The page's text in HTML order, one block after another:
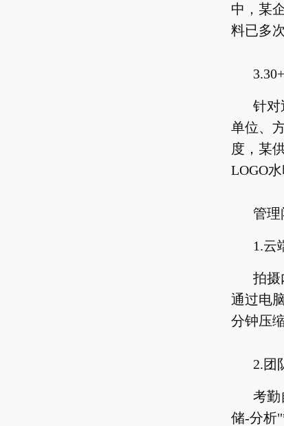
中，某
料已多
针对
单位、
度，某
LOGO
管理
1.云
拍摄
通过电
分钟压
2.团
考勤
储-分析